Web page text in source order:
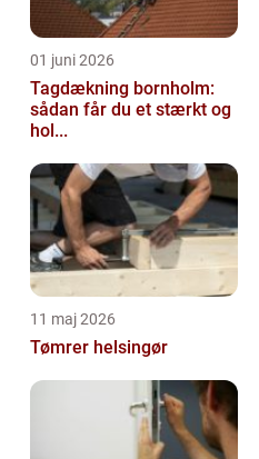
01 juni 2026
Tagdækning bornholm:
sådan får du et stærkt og
hol...
11 maj 2026
Tømrer helsingør